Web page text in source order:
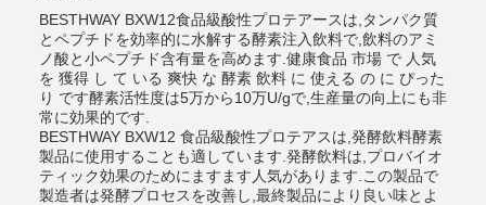
BESTHWAY BXW12食品級酸性プロテアースは,タンパク質
とペプチドを効率的に水解する酵素注入飲料で,飲料のアミ
ノ酸と小ペプチド含有量を高めます.健康食品 市場 で 人気
を 獲得 し て いる 爽快 な 酵素 飲料 に 使える の に ぴった
り です酵素活性度は5万から10万U/gで,生産量の向上にも非
常に効果的です.
BESTHWAY BXW12 食品級酸性プロテアスは,発酵飲料酵素
製品に使用することも適しています.発酵飲料は,プロバイオ
ティック効果のためにますます人気があります.この製品で
製造者は発酵プロセスを改善し,最終製品により良い味とよ